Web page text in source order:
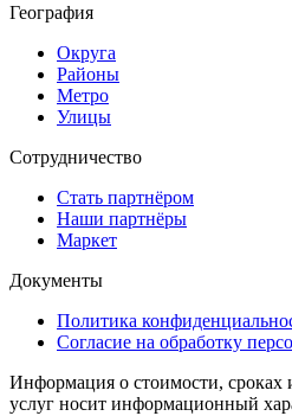
География
Округа
Районы
Метро
Улицы
Сотрудничество
Стать партнёром
Наши партнёры
Маркет
Документы
Политика
Согласие на обработку
Информация о стоимости, сроках
услуг носит информационный